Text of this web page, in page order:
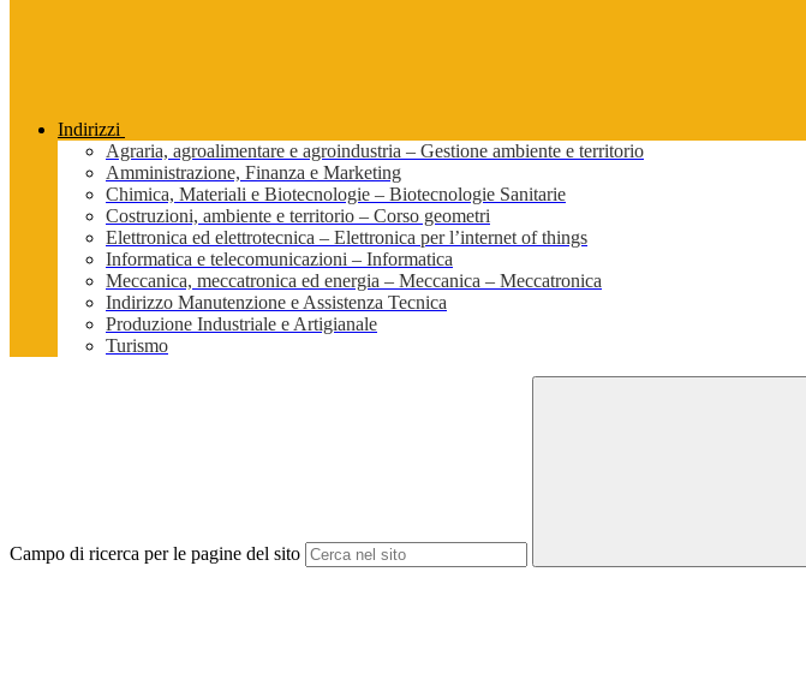
Indirizzi
Agraria, agroalimentare e agroindustria – Gestione ambiente e territorio
Amministrazione, Finanza e Marketing
Chimica, Materiali e Biotecnologie – Biotecnologie Sanitarie
Costruzioni, ambiente e territorio – Corso geometri
Elettronica ed elettrotecnica – Elettronica per l’internet of things
Informatica e telecomunicazioni – Informatica
Meccanica, meccatronica ed energia – Meccanica – Meccatronica
Indirizzo Manutenzione e Assistenza Tecnica
Produzione Industriale e Artigianale
Turismo
Campo di ricerca per le pagine del sito